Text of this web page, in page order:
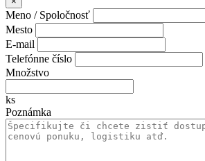
Meno / Spoločnosť
Mesto
E-mail
Telefónne číslo
Množstvo
ks
Poznámka